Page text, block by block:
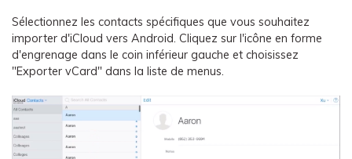
Sélectionnez les contacts spécifiques que vous souhaitez
importer d'iCloud vers Android. Cliquez sur l'icône en forme
d'engrenage dans le coin inférieur gauche et choisissez
"Exporter vCard" dans la liste de menus.